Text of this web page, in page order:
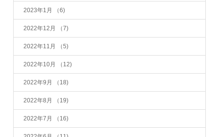
2023年1月 （6)
2022年12月 （7)
2022年11月 （5)
2022年10月 （12)
2022年9月 （18)
2022年8月 （19)
2022年7月 （16)